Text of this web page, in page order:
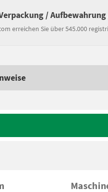
/
erreichen Sie über 545.000